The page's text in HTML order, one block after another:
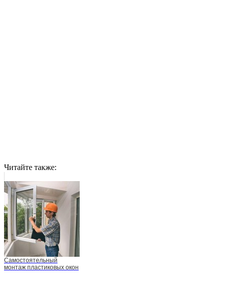
Читайте также:
Самостоятельный
монтаж пластиковых окон